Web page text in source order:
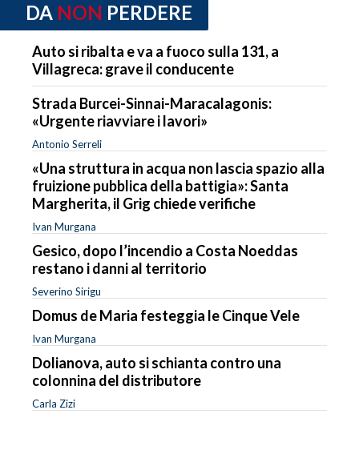
DA NON PERDERE
Auto si ribalta e va a fuoco sulla 131, a
Villagreca: grave il conducente
Strada Burcei-Sinnai-Maracalagonis:
«Urgente riavviare i lavori»
Antonio Serreli
«Una struttura in acqua non lascia spazio alla
fruizione pubblica della battigia»: Santa
Margherita, il Grig chiede verifiche
Ivan Murgana
Gesico, dopo l’incendio a Costa Noeddas
restano i danni al territorio
Severino Sirigu
Domus de Maria festeggia le Cinque Vele
Ivan Murgana
Dolianova, auto si schianta contro una
colonnina del distributore
Carla Zizi